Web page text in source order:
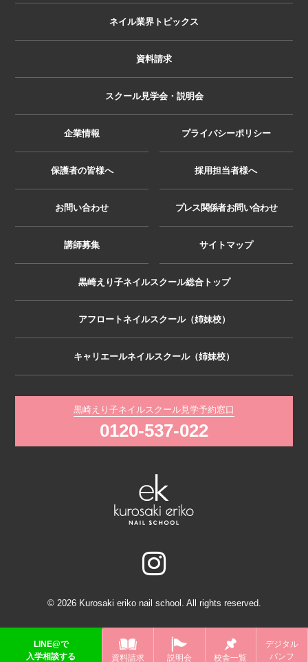
LINE@で
入学相談する
資料請求 説明会 校舎一覧
デジタル
パンフ
ネイル業界トピックス
資料請求
スクール見学会・説明会
企業情報 プライバシーポリシー
保護者の皆様へ 採用担当者様へ
お問い合わせ プレス関係者お問い合わせ
講師募集 サイトマップ
黒崎えり子ネイルスクール総合トップ
アフロートネイルスクール（姉妹校）
キャリエールネイルスクール（姉妹校）
黒崎えり子ネイルスクール見学予約窓口
0120-537-022
© 2026 Kurosaki eriko nail school. All rights reserved.